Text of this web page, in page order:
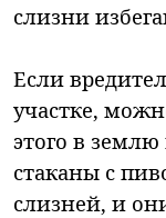
слизни
Если
участке,
этого в
стаканы с
слизней, и